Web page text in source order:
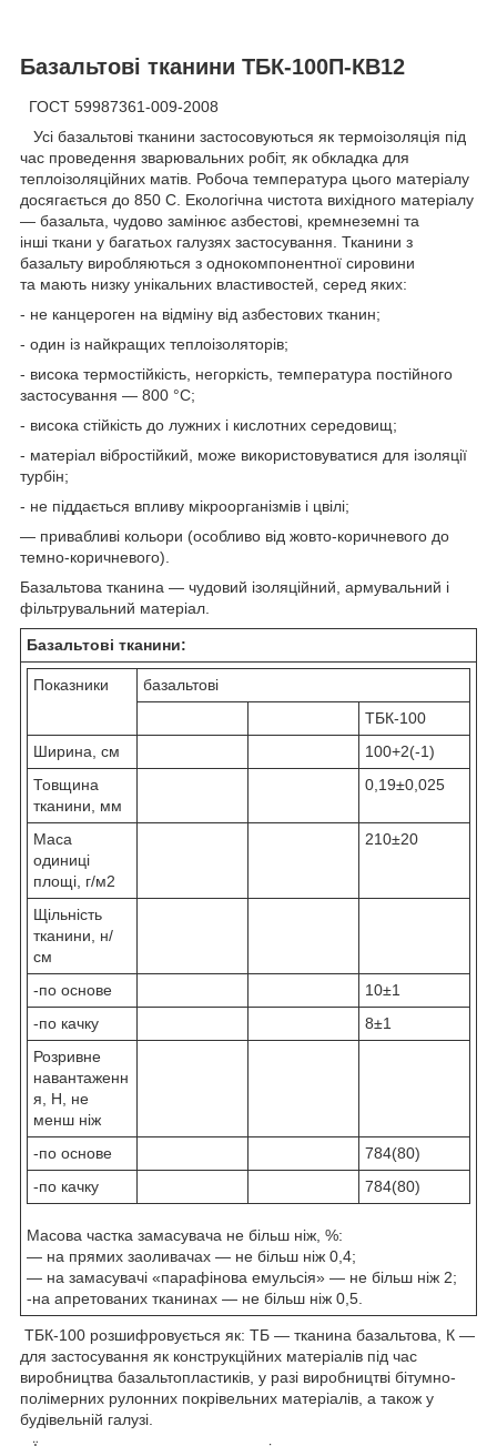
Базальтові тканини ТБК-100П-КВ12
ГОСТ 59987361-009-2008
Усі базальтові тканини застосовуються як термоізоляція під
час проведення зварювальних робіт, як обкладка для
теплоізоляційних матів. Робоча температура цього матеріалу
досягається до 850 С. Екологічна чистота вихідного матеріалу
— базальта, чудово замінює азбестові, кремнеземні та
інші ткани у багатьох галузях застосування. Тканини з
базальту виробляються з однокомпонентної сировини
та мають низку унікальних властивостей, серед яких:
- не канцероген на відміну від азбестових тканин;
- один із найкращих теплоізоляторів;
- висока термостійкість, негоркість, температура постійного
застосування — 800 °C;
- висока стійкість до лужних і кислотних середовищ;
- матеріал вібростійкий, може використовуватися для ізоляції
турбін;
- не піддається впливу мікроорганізмів і цвілі;
— привабливі кольори (особливо від жовто-коричневого до
темно-коричневого).
Базальтова тканина — чудовий ізоляційний, армувальний і
фільтрувальний матеріал.
Базальтові тканини:
Показники
базальтові
ТБК-100
Ширина, см
100+2(-1)
Товщина
тканини, мм
0,19±0,025
Маса
одиниці
площі, г/м2
210±20
Щільність
тканини, н/
см
-по основе
10±1
-по качку
8±1
Розривне
навантаженн
я, Н, не
менш ніж
-по основе
784(80)
-по качку
784(80)
Масова частка замасувача не більш ніж, %:
― на прямих заоливачах — не більш ніж 0,4;
― на замасувачі «парафінова емульсія» — не більш ніж 2;
-на апретованих тканинах — не більш ніж 0,5.
ТБК-100 розшифровується як: ТБ — тканина базальтова, К —
для застосування як конструкційних матеріалів під час
виробництва базальтопластиків, у разі виробництві бітумно-
полімерних рулонних покрівельних матеріалів, а також у
будівельній галузі.